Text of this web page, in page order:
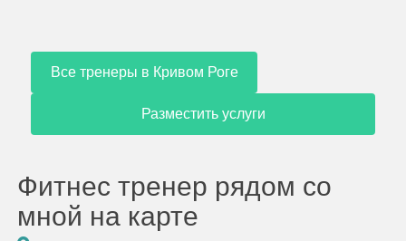
Все тренеры в Кривом Роге
Разместить услуги
Фитнес тренер рядом со
мной на карте